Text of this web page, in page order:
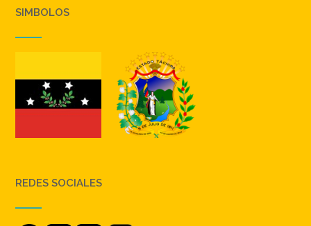
SIMBOLOS
REDES SOCIALES